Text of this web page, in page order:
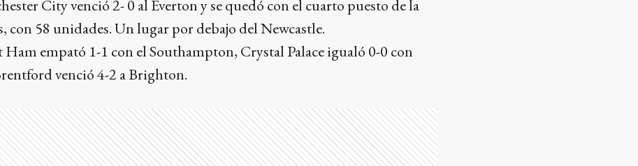
City venció 2- 0 al Everton y se quedó con el cuarto puesto de la
con 58 unidades. Un lugar por debajo del Newcastle.
Ham empató 1-1 con el Southampton, Crystal Palace igualó 0-0 con
venció 4-2 a Brighton.